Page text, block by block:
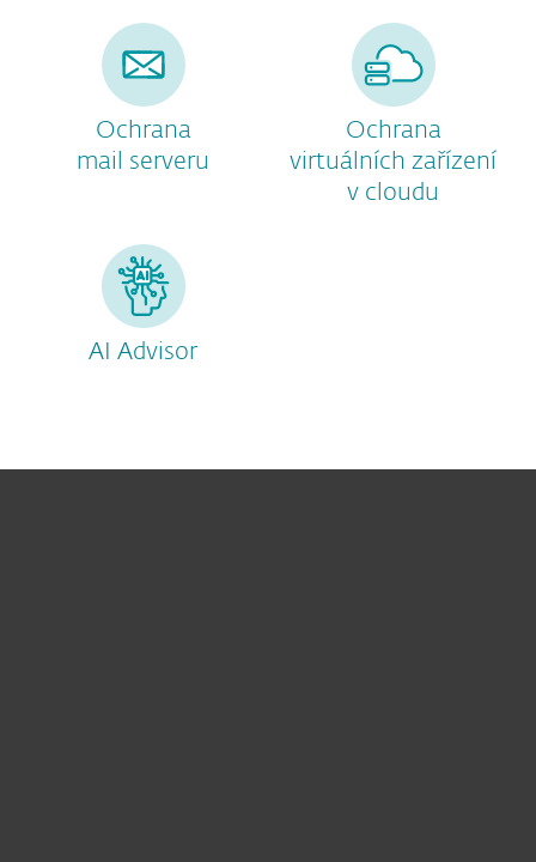
Ochrana
mail serveru
Ochrana
virtuálních zařízení
v cloudu
AI Advisor